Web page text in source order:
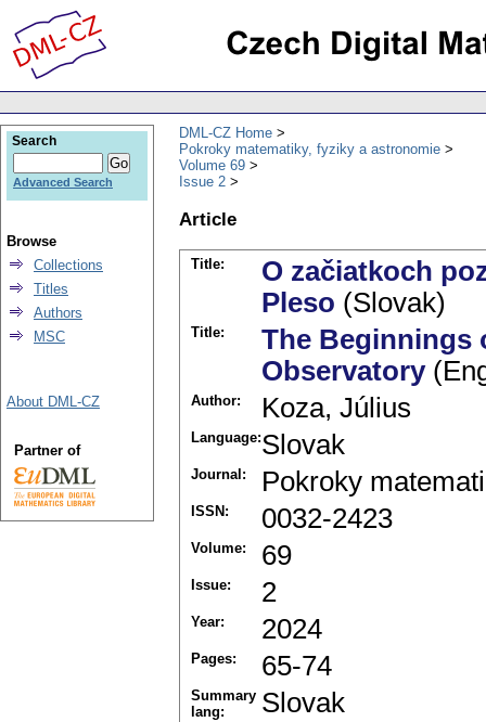
DML-CZ Home
Pokroky matematiky, fyziky a astronomie
Volume 69
Issue 2
Article
Title:
O začiatkoch
Pleso (Slovak)
Title:
The Beginnings
Observatory
Author: Koza, Július
Language:Slovak
Journal: Pokroky
ISSN: 0032-2423
Volume: 69
Issue: 2
Year: 2024
Pages: 65-74
Summary
lang:
Slovak
Search
Advanced Search
Browse
Collections
Titles
Authors
MSC
About DML-CZ
Partner of